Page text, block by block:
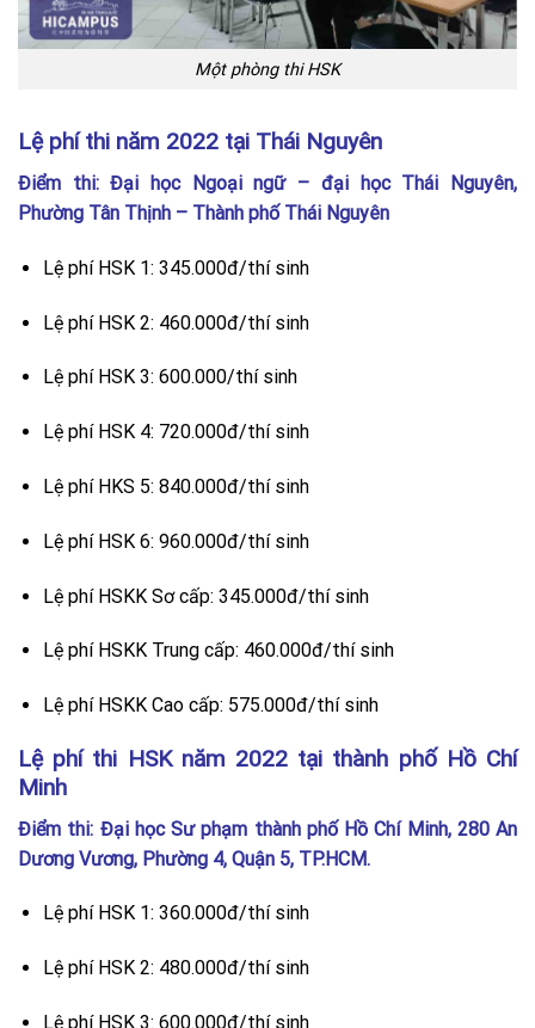
Một phòng thi HSK
Lệ phí thi năm 2022 tại Thái Nguyên
Điểm thi: Đại học Ngoại ngữ – đại học Thái Nguyên,
Phường Tân Thịnh – Thành phố Thái Nguyên
Lệ phí HSK 1: 345.000đ/thí sinh
Lệ phí HSK 2: 460.000đ/thí sinh
Lệ phí HSK 3: 600.000/thí sinh
Lệ phí HSK 4: 720.000đ/thí sinh
Lệ phí HKS 5: 840.000đ/thí sinh
Lệ phí HSK 6: 960.000đ/thí sinh
Lệ phí HSKK Sơ cấp: 345.000đ/thí sinh
Lệ phí HSKK Trung cấp: 460.000đ/thí sinh
Lệ phí HSKK Cao cấp: 575.000đ/thí sinh
Lệ phí thi HSK năm 2022 tại thành phố Hồ Chí
Minh
Điểm thi: Đại học Sư phạm thành phố Hồ Chí Minh, 280 An
Dương Vương, Phường 4, Quận 5, TP.HCM.
Lệ phí HSK 1: 360.000đ/thí sinh
Lệ phí HSK 2: 480.000đ/thí sinh
Lệ phí HSK 3: 600.000đ/thí sinh